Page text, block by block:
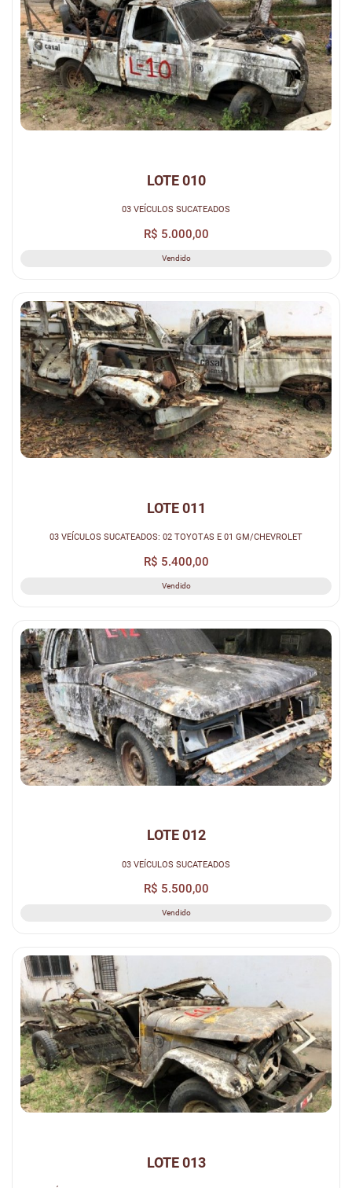
LOTE 010
03 VEÍCULOS SUCATEADOS
R$ 5.000,00
Vendido
LOTE 011
03 VEÍCULOS SUCATEADOS: 02 TOYOTAS E 01 GM/CHEVROLET
R$ 5.400,00
Vendido
LOTE 012
03 VEÍCULOS SUCATEADOS
R$ 5.500,00
Vendido
LOTE 013